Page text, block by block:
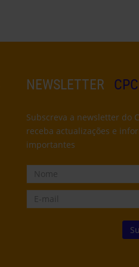
NEWSLETTER
Subscreva a newsletter do
receba actualizações e
importantes